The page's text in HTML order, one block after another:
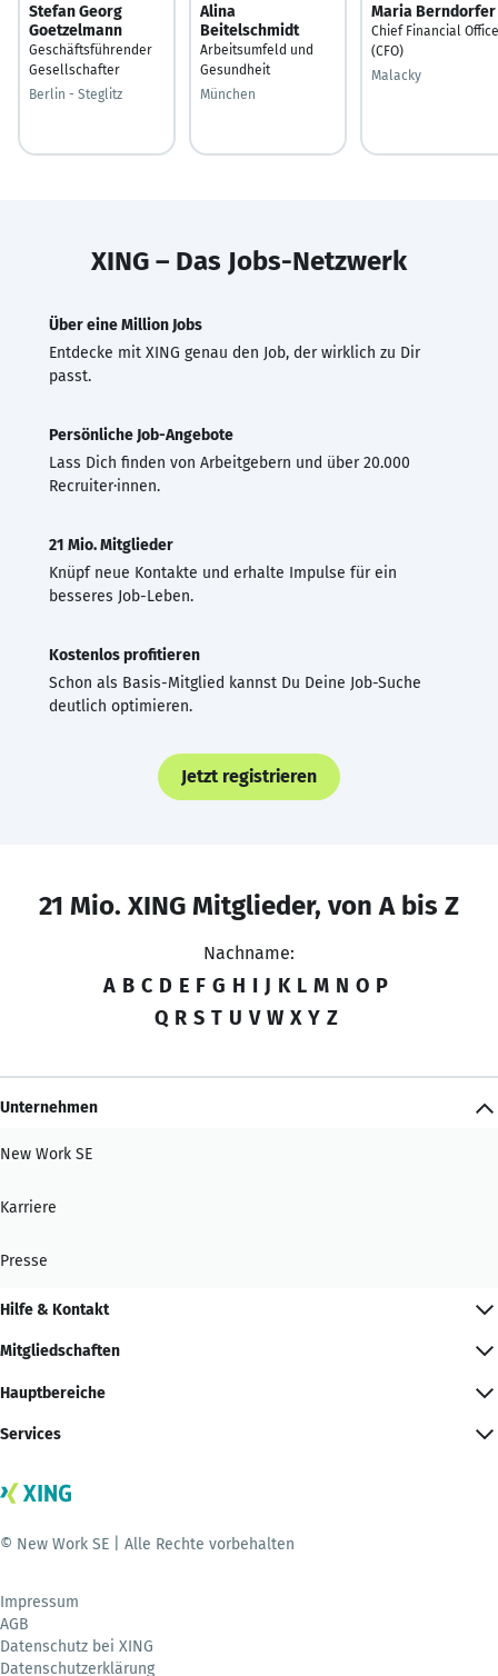
Stefan Georg
Goetzelmann
Geschäftsführender
Gesellschafter
Berlin - Steglitz
Alina
Beitelschmidt
Arbeitsumfeld und
Gesundheit
München
Maria Berndorfer
Chief Financial
(CFO)
Malacky
XING – Das Jobs-Netzwerk
Über eine Million Jobs
Entdecke mit XING genau den Job, der wirklich zu Dir
passt.
Persönliche Job-Angebote
Lass Dich finden von Arbeitgebern und über 20.000
Recruiter·innen.
21 Mio. Mitglieder
Knüpf neue Kontakte und erhalte Impulse für ein
besseres Job-Leben.
Kostenlos profitieren
Schon als Basis-Mitglied kannst Du Deine Job-Suche
deutlich optimieren.
Jetzt registrieren
21 Mio. XING Mitglieder, von A bis Z
Nachname:
A B C D E F G H I J K L M N O P
Q R S T U V W X Y Z
Unternehmen
New Work SE
Karriere
Presse
Hilfe & Kontakt
Mitgliedschaften
Hauptbereiche
Services
© New Work SE | Alle Rechte vorbehalten
Impressum
AGB
Datenschutz bei XING
Datenschutzerklärung